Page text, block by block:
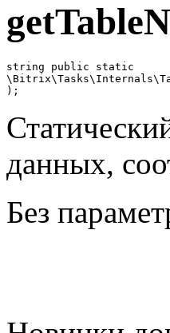
string public static
данных,
Без